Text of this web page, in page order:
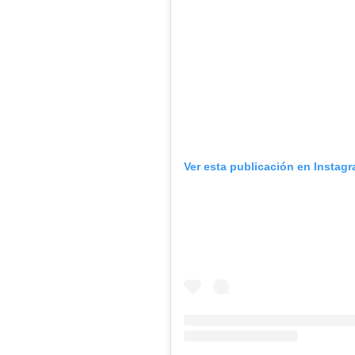
Ver esta publicación en